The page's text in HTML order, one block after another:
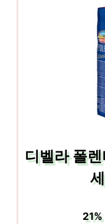
디벨라 폴
21%